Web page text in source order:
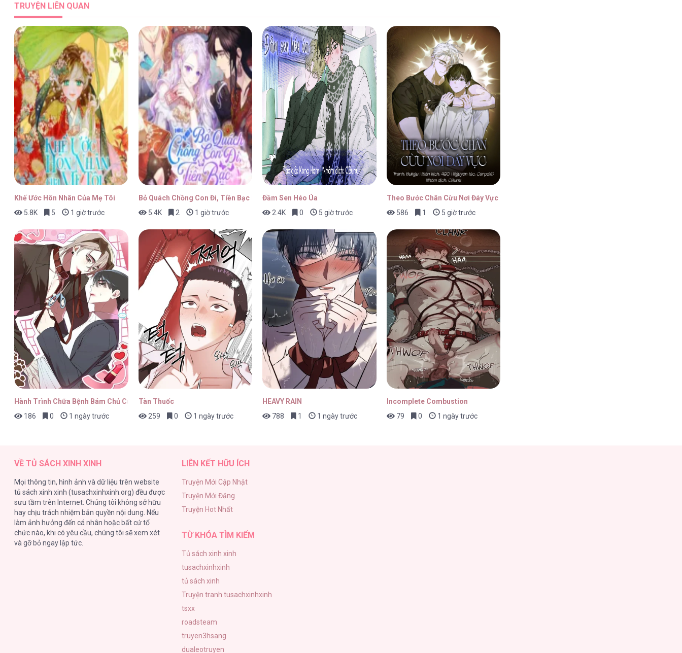
Phù Thủy Hắc Ám Buộc Trở Thành Phản Diện [...] – Chap 5 28/01/2026
Phù Thủy Hắc Ám Buộc Trở Thành Phản Diện [...] – Chap 4 28/01/2026
Phù Thủy Hắc Ám Buộc Trở Thành Phản Diện [...] – Chap 3 28/01/2026
Phù Thủy Hắc Ám Buộc Trở Thành Phản Diện [...] – Chap 2 28/01/2026
Phù Thủy Hắc Ám Buộc Trở Thành Phản Diện [...] – Chap 1 28/01/2026
Phù Thủy Hắc Ám Buộc Trở Thành Phản Diện [...] – Chap 0 28/01/2026
TRUYỆN LIÊN QUAN
Khế Ước Hôn Nhân Của Mẹ Tôi
5.8K
5 1 giờ trước
Bỏ Quách Chồng Con Đi, Tiền Bạc Mới Là Tất Cả
5.4K
2 1 giờ trước
Đầm Sen Héo Úa
2.4K
0 5 giờ trước
Theo Bước Chân Cừu Nơi Đáy Vực
586
1 5 giờ trước
Hành Trình Chữa Bệnh Bám Chủ Của Cún Nhà Tôi
186
0 1 ngày trước
Tàn Thuốc
259
0 1 ngày trước
HEAVY RAIN
788
1 1 ngày trước
Incomplete Combustion
79
0 1 ngày trước
VỀ TỦ SÁCH XINH XINH
Mọi thông tin, hình ảnh và dữ liệu trên website
tủ sách xinh xinh (tusachxinhxinh.org) đều được
sưu tầm trên Internet. Chúng tôi không sở hữu
hay chịu trách nhiệm bản quyền nội dung. Nếu
làm ảnh hưởng đến cá nhân hoặc bất cứ tổ
chức nào, khi có yêu cầu, chúng tôi sẽ xem xét
và gỡ bỏ ngay lập tức.
LIÊN KẾT HỮU ÍCH
Truyện Mới Cập Nhật
Truyện Mới Đăng
Truyện Hot Nhất
TỪ KHÓA TÌM KIẾM
Tủ sách xinh xinh
tusachxinhxinh
tủ sách xinh
Truyện tranh tusachxinhxinh
tsxx
roadsteam
truyen3hsang
dualeotruyen